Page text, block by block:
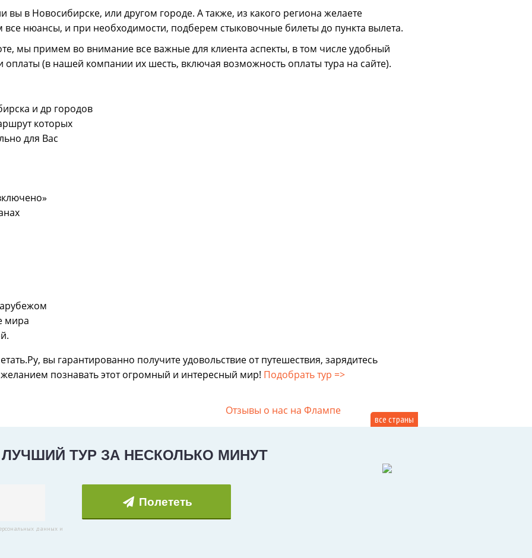
все страны
вы в Новосибирске, или другом городе. А также, из какого региона желаете
все нюансы, и при необходимости, подберем стыковочные билеты до пункта вылета.
мы примем во внимание все важные для клиента аспекты, в том числе удобный
оплаты (в нашей компании их шесть, включая возможность оплаты тура на сайте).
и др городов
которых
для Вас
мира
вы гарантированно получите удовольствие от путешествия, зарядитесь
познавать этот огромный и интересный мир! Подобрать тур =>
Отзывы о нас на Флампе
ТУР ЗА НЕСКОЛЬКО МИНУТ
данных и
Полететь